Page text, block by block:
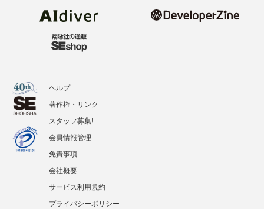
ヘルプ
著作権・リンク
スタッフ募集!
会員情報管理
免責事項
会社概要
サービス利用規約
プライバシーポリシー